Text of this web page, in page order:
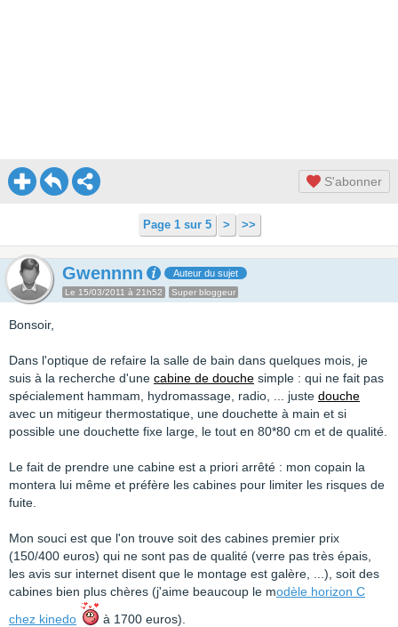
S'abonner
Page 1 sur 5 > >>
Gwennnn Auteur du sujet
Le 15/03/2011 à 21h52 Super bloggeur
Bonsoir,
Dans l'optique de refaire la salle de bain dans quelques mois, je
suis à la recherche d'une cabine de douche simple : qui ne fait pas
spécialement hammam, hydromassage, radio, ... juste douche
avec un mitigeur thermostatique, une douchette à main et si
possible une douchette fixe large, le tout en 80*80 cm et de qualité.
Le fait de prendre une cabine est a priori arrêté : mon copain la
montera lui même et préfère les cabines pour limiter les risques de
fuite.
Mon souci est que l'on trouve soit des cabines premier prix
(150/400 euros) qui ne sont pas de qualité (verre pas très épais,
les avis sur internet disent que le montage est galère, ...), soit des
cabines bien plus chères (j'aime beaucoup le modèle horizon C
chez kinedo
à 1700 euros).